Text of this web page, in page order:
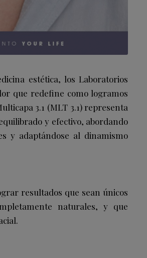
estética, los Laboratorios
que redefine como logramos
3.1 (MLT 3.1) representa
y efectivo, abordando
y adaptándose al dinamismo
resultados que sean únicos
naturales, y que